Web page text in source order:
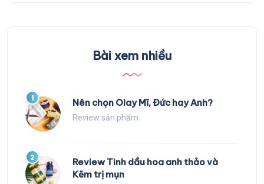
Bài xem nhiều
1 Nên chọn Olay Mĩ, Đức hay Anh?
Review sản phẩm
2
Review Tinh dầu hoa anh thảo và
Kẽm trị mụn